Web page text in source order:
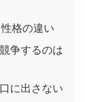
格の違い
争するのは
に出さない